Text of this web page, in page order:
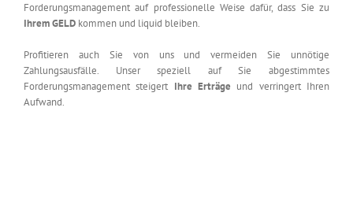
Forderungsmanagement auf professionelle Weise dafür, dass Sie zu
Ihrem GELD kommen und liquid bleiben.
Profitieren auch Sie von uns und vermeiden Sie unnötige
Zahlungsausfälle. Unser speziell auf Sie abgestimmtes
Forderungsmanagement steigert Ihre Erträge und verringert Ihren
Aufwand.